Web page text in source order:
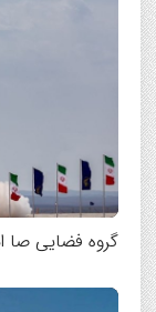
گروه فضایی صا